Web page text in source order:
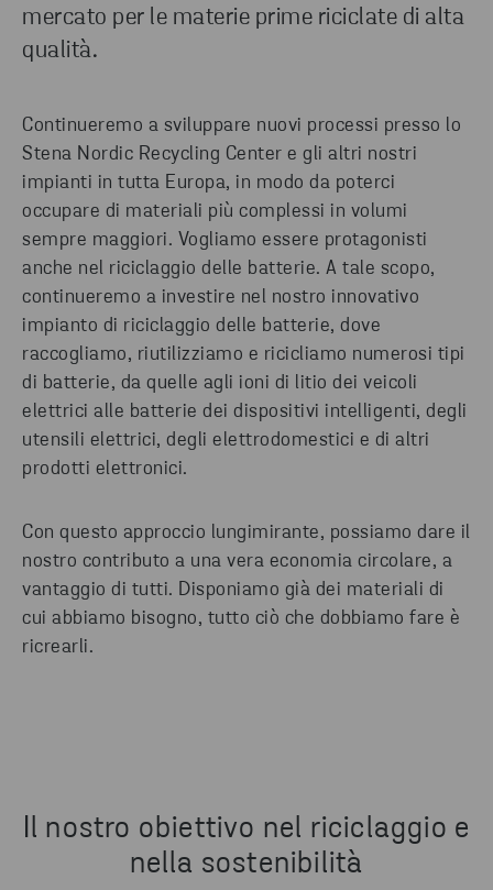
mercato per le materie prime riciclate di alta
qualità.
Continueremo a sviluppare nuovi processi presso lo
Stena Nordic Recycling Center e gli altri nostri
impianti in tutta Europa, in modo da poterci
occupare di materiali più complessi in volumi
sempre maggiori. Vogliamo essere protagonisti
anche nel riciclaggio delle batterie. A tale scopo,
continueremo a investire nel nostro innovativo
impianto di riciclaggio delle batterie, dove
raccogliamo, riutilizziamo e ricicliamo numerosi tipi
di batterie, da quelle agli ioni di litio dei veicoli
elettrici alle batterie dei dispositivi intelligenti, degli
utensili elettrici, degli elettrodomestici e di altri
prodotti elettronici.
Con questo approccio lungimirante, possiamo dare il
nostro contributo a una vera economia circolare, a
vantaggio di tutti. Disponiamo già dei materiali di
cui abbiamo bisogno, tutto ciò che dobbiamo fare è
ricrearli.
Il nostro obiettivo nel riciclaggio e
nella sostenibilità